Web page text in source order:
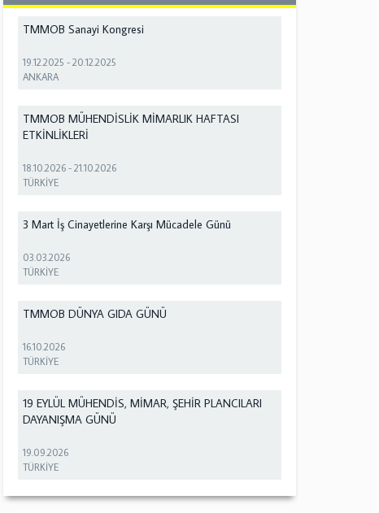
TMMOB Sanayi Kongresi
19.12.2025 -20.12.2025
ANKARA
TMMOB MÜHENDİSLİK MİMARLIK HAFTASI
ETKİNLİKLERİ
18.10.2026 -21.10.2026
TÜRKİYE
3 Mart İş Cinayetlerine Karşı Mücadele Günü
03.03.2026
TÜRKİYE
TMMOB DÜNYA GIDA GÜNÜ
16.10.2026
TÜRKİYE
19 EYLÜL MÜHENDİS, MİMAR, ŞEHİR PLANCILARI
DAYANIŞMA GÜNÜ
19.09.2026
TÜRKİYE